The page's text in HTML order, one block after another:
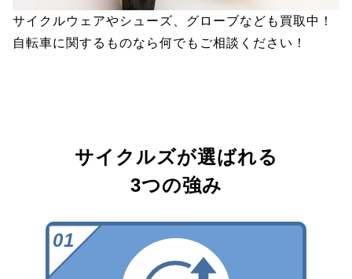
サイクルウェアやシューズ、グローブなども買取中！
自転車に関するものなら何でもご相談ください！
サイクルズが選ばれる
3つの強み